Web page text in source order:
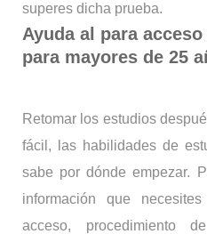
superes dicha prueba.
Ayuda al para
para mayores de 25
Retomar los estudios
fácil, las habilidades de
sabe por dónde empezar.
información que
acceso, procedimiento